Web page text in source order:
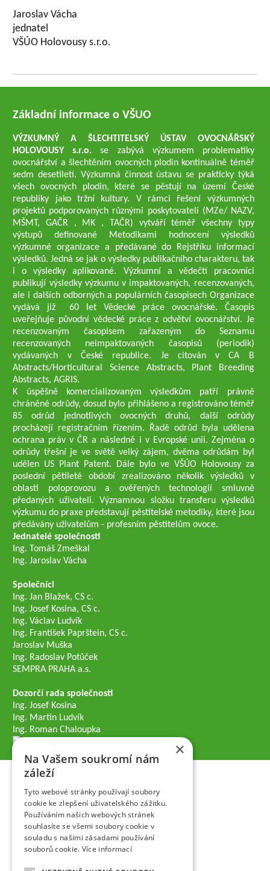
Jaroslav Vácha
jednatel
VŠÚO Holovousy s.r.o.
Základní informace o VŠUO
VÝZKUMNÝ A ŠLECHTITELSKÝ ÚSTAV OVOCNÁŘSKÝ
HOLOVOUSY s.r.o.se zabývá výzkumem problematiky
ovocnářství a šlechtěním ovocných plodin kontinuálně téměř
sedm desetiletí. Výzkumná činnost ústavu se prakticky týká
všech ovocných plodin, které se pěstují na území České
republiky jako tržní kultury. V rámci řešení výzkumných
projektů podporovaných různými poskytovateli (MZe/ NAZV,
MŠMT, GAČR , MK , TAČR) vytváří téměř všechny typy
výstupů definované Metodikami hodnocení výsledků
výzkumné organizace a předávané do Rejstříku informací
výsledků. Jedná se jak o výsledky publikačního charakteru, tak
i o výsledky aplikované. Výzkumní a vědečtí pracovníci
publikují výsledky výzkumu v impaktovaných, recenzovaných,
ale i dalších odborných a populárních časopisech Organizace
vydává již 60 let Vědecké práce ovocnářské. Časopis
uveřejňuje původní vědecké práce z odvětví ovocnářství. Je
recenzovaným časopisem zařazeným do Seznamu
recenzovaných neimpaktovaných časopisů (periodik)
vydávaných v České republice. Je citován v CA B
Abstracts/Horticultural Science Abstracts, Plant Breeding
Abstracts, AGRIS.
K úspěšně komercializovaným výsledkům patří právně
chráněné odrůdy, dosud bylo přihlášeno a registrováno téměř
85 odrůd jednotlivých ovocných druhů, další odrůdy
procházejí registračním řízením. Řadě odrůd byla udělena
ochrana práv v ČR a následně i v Evropské unii. Zejména o
odrůdy třešní je ve světě velký zájem, dvěma odrůdám byl
udělen US Plant Patent. Dále bylo ve VŠÚO Holovousy za
poslední pětileté období zrealizováno několik výsledků v
oblasti poloprovozu a ověřených technologií smluvně
předaných uživateli. Významnou složku transferu výsledků
výzkumu do praxe představují pěstitelské metodiky, které jsou
předávány uživatelům - profesním pěstitelům ovoce.
Jednatelé společnosti
Ing. Tomáš Zmeškal
Ing. Jaroslav Vácha
Společníci
Ing. Jan Blažek, CS c.
Ing. Josef Kosina, CS c.
Ing. Václav Ludvík
Ing. František Paprštein, CS c.
Jaroslav Muška
Ing. Radoslav Potůček
SEMPRA PRAHA a.s.
Dozorčí rada společnosti
Ing. Josef Kosina
Ing. Martin Ludvík
Ing. Roman Chaloupka
×
Na Vašem soukromí nám
záleží
Tyto webové stránky používají soubory
cookie ke zlepšení uživatelského zážitku.
Používáním našich webových stránek
souhlasíte se všemi soubory cookie v
souladu s našimi zásadami používání
souborů cookie. Více informací